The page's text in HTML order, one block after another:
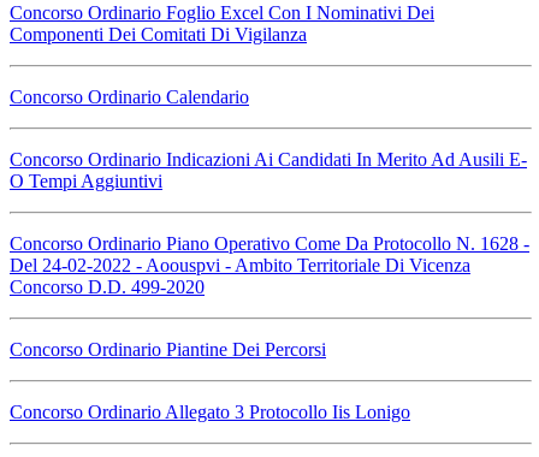
Concorso Ordinario Foglio Excel Con I Nominativi Dei
Componenti Dei Comitati Di Vigilanza
Concorso Ordinario Calendario
Concorso Ordinario Indicazioni Ai Candidati In Merito Ad Ausili E-
O Tempi Aggiuntivi
Concorso Ordinario Piano Operativo Come Da Protocollo N. 1628 -
Del 24-02-2022 - Aoouspvi - Ambito Territoriale Di Vicenza
Concorso D.D. 499-2020
Concorso Ordinario Piantine Dei Percorsi
Concorso Ordinario Allegato 3 Protocollo Iis Lonigo